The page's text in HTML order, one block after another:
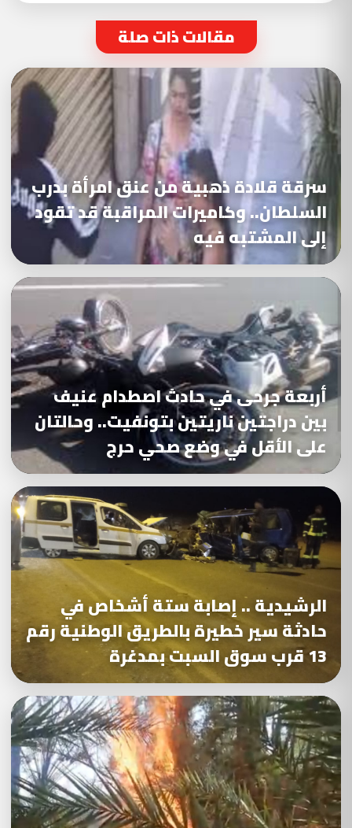
مقالات ذات صلة
سرقة قلادة ذهبية من عنق امرأة بدرب
السلطان.. وكاميرات المراقبة قد تقود
إلى المشتبه فيه
أربعة جرحى في حادث اصطدام عنيف
بين دراجتين ناريتين بتونفيت.. وحالتان
على الأقل في وضع صحي حرج
الرشيدية .. إصابة ستة أشخاص في
حادثة سير خطيرة بالطريق الوطنية رقم
13 قرب سوق السبت بمدغرة